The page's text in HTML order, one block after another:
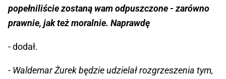
popełniliście zostaną wam odpuszczone - zarówno
prawnie, jak też moralnie. Naprawdę
- dodał.
- Waldemar Żurek będzie udzielał rozgrzeszenia tym,